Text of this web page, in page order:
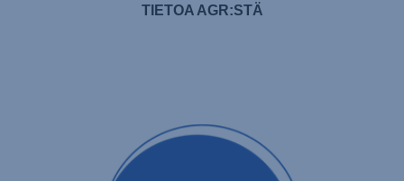
TIETOA AGR:STÄ